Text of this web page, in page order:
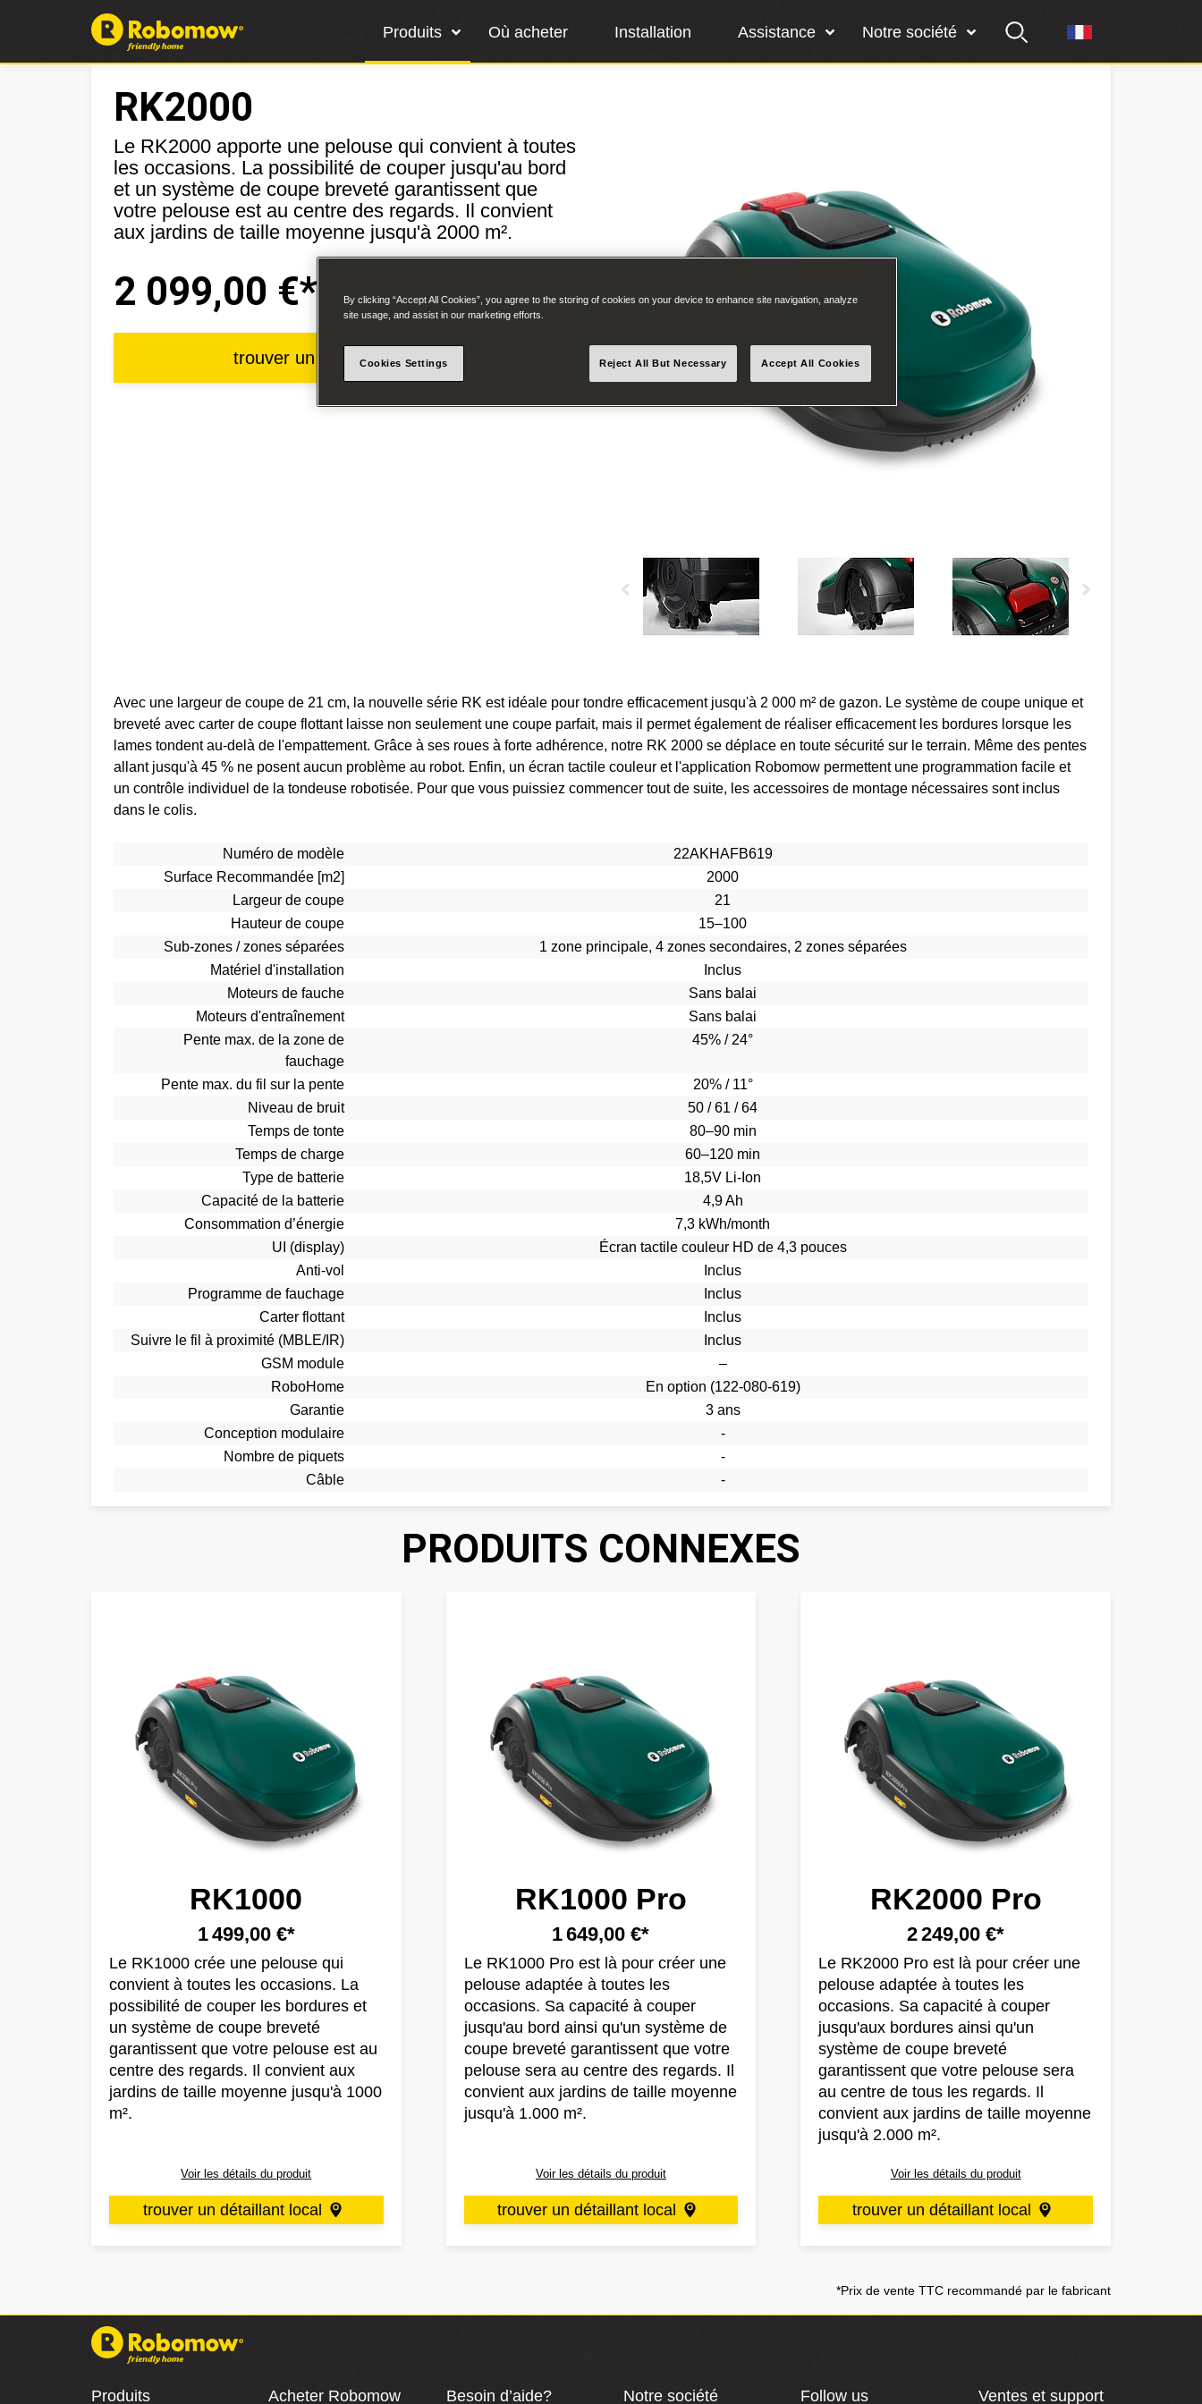
Produits Où acheter Installation Assistance Notre société
RK2000
Le RK2000 apporte une pelouse qui convient à toutes
les occasions. La possibilité de couper jusqu'au bord
et un système de coupe breveté garantissent que
votre pelouse est au centre des regards. Il convient
aux jardins de taille moyenne jusqu'à 2000 m².
2 099,00 €*
trouver un détaillant local
Avec une largeur de coupe de 21 cm, la nouvelle série RK est idéale pour tondre efficacement jusqu'à 2 000 m² de gazon. Le système de coupe unique et
breveté avec carter de coupe flottant laisse non seulement une coupe parfait, mais il permet également de réaliser efficacement les bordures lorsque les
lames tondent au-delà de l'empattement. Grâce à ses roues à forte adhérence, notre RK 2000 se déplace en toute sécurité sur le terrain. Même des pentes
allant jusqu'à 45 % ne posent aucun problème au robot. Enfin, un écran tactile couleur et l'application Robomow permettent une programmation facile et
un contrôle individuel de la tondeuse robotisée. Pour que vous puissiez commencer tout de suite, les accessoires de montage nécessaires sont inclus
dans le colis.
Numéro de modèle
22AKHAFB619
Surface Recommandée [m2]
2000
Largeur de coupe
21
Hauteur de coupe
15–100
Sub-zones / zones séparées
1 zone principale, 4 zones secondaires, 2 zones séparées
Matériel d'installation
Inclus
Moteurs de fauche
Sans balai
Moteurs d'entraînement
Sans balai
Pente max. de la zone de
fauchage
45% / 24°
Pente max. du fil sur la pente
20% / 11°
Niveau de bruit
50 / 61 / 64
Temps de tonte
80–90 min
Temps de charge
60–120 min
Type de batterie
18,5V Li-Ion
Capacité de la batterie
4,9 Ah
Consommation d’énergie
7,3 kWh/month
UI (display)
Écran tactile couleur HD de 4,3 pouces
Anti-vol
Inclus
Programme de fauchage
Inclus
Carter flottant
Inclus
Suivre le fil à proximité (MBLE/IR)
Inclus
GSM module
–
RoboHome
En option (122-080-619)
Garantie
3 ans
Conception modulaire
-
Nombre de piquets
-
Câble
-
PRODUITS CONNEXES
RK1000
1 499,00 €*
Le RK1000 crée une pelouse qui
convient à toutes les occasions. La
possibilité de couper les bordures et
un système de coupe breveté
garantissent que votre pelouse est au
centre des regards. Il convient aux
jardins de taille moyenne jusqu'à 1000
m².
Voir les détails du produit
trouver un détaillant local
RK1000 Pro
1 649,00 €*
Le RK1000 Pro est là pour créer une
pelouse adaptée à toutes les
occasions. Sa capacité à couper
jusqu'au bord ainsi qu'un système de
coupe breveté garantissent que votre
pelouse sera au centre des regards. Il
convient aux jardins de taille moyenne
jusqu'à 1.000 m².
Voir les détails du produit
trouver un détaillant local
RK2000 Pro
2 249,00 €*
Le RK2000 Pro est là pour créer une
pelouse adaptée à toutes les
occasions. Sa capacité à couper
jusqu'aux bordures ainsi qu'un
système de coupe breveté
garantissent que votre pelouse sera
au centre de tous les regards. Il
convient aux jardins de taille moyenne
jusqu'à 2.000 m².
Voir les détails du produit
trouver un détaillant local
*Prix de vente TTC recommandé par le fabricant
Produits Acheter Robomow Besoin d’aide? Notre société Follow us Ventes et support
By clicking “Accept All Cookies”, you agree to the storing of cookies on your device to enhance site navigation, analyze
site usage, and assist in our marketing efforts.
Cookies Settings Reject All But Necessary Accept All Cookies